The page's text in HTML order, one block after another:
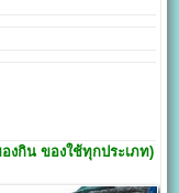
งกิน ของใช้ทุกประเภท)